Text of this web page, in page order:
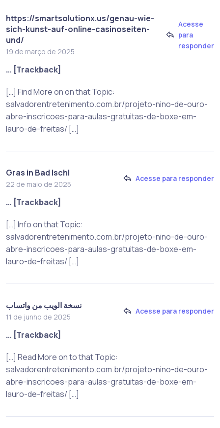
https://smartsolutionx.us/genau-wie-
sich-kunst-auf-online-casinoseiten-
und/
19 de março de 2025
Acesse
para
responder
… [Trackback]
[…] Find More on on that Topic:
salvadorentretenimento.com.br/projeto-nino-de-ouro-
abre-inscricoes-para-aulas-gratuitas-de-boxe-em-
lauro-de-freitas/ […]
Gras in Bad Ischl
22 de maio de 2025
Acesse para responder
… [Trackback]
[…] Info on that Topic:
salvadorentretenimento.com.br/projeto-nino-de-ouro-
abre-inscricoes-para-aulas-gratuitas-de-boxe-em-
lauro-de-freitas/ […]
نسخة الويب من واتساب
11 de junho de 2025
Acesse para responder
… [Trackback]
[…] Read More on to that Topic:
salvadorentretenimento.com.br/projeto-nino-de-ouro-
abre-inscricoes-para-aulas-gratuitas-de-boxe-em-
lauro-de-freitas/ […]